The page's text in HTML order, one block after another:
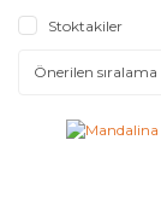
Stoktakiler